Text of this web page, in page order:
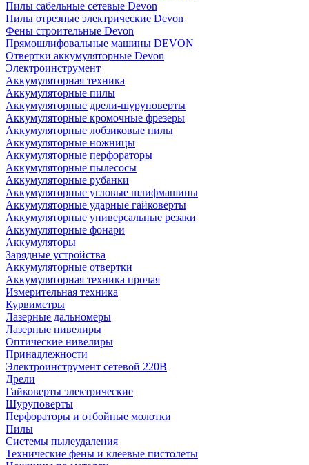
Пилы сабельные сетевые Devon
Пилы отрезные электрические Devon
Фены строительные Devon
Прямошлифовальные машины DEVON
Отвертки аккумуляторные Devon
Электроинструмент
Аккумуляторная техника
Аккумуляторные пилы
Аккумуляторные дрели-шуруповерты
Аккумуляторные кромочные фрезеры
Аккумуляторные лобзиковые пилы
Аккумуляторные ножницы
Аккумуляторные перфораторы
Аккумуляторные пылесосы
Аккумуляторные рубанки
Аккумуляторные угловые шлифмашины
Аккумуляторные ударные гайковерты
Аккумуляторные универсальные резаки
Аккумуляторные фонари
Аккумуляторы
Зарядные устройства
Аккумуляторные отвертки
Аккумуляторная техника прочая
Измерительная техника
Курвиметры
Лазерные дальномеры
Лазерные нивелиры
Оптические нивелиры
Принадлежности
Электроинструмент сетевой 220В
Дрели
Гайковерты электрические
Шуруповерты
Перфораторы и отбойные молотки
Пилы
Системы пылеудаления
Технические фены и клеевые пистолеты